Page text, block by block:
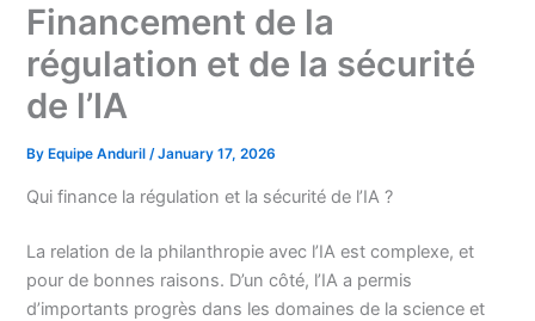
Financement de la
régulation et de la sécurité
de l’IA
By Equipe Anduril/January 17, 2026
Qui finance la régulation et la sécurité de l’IA ?
La relation de la philanthropie avec l’IA est complexe, et
pour de bonnes raisons. D’un côté, l’IA a permis
d’importants progrès dans les domaines de la science et